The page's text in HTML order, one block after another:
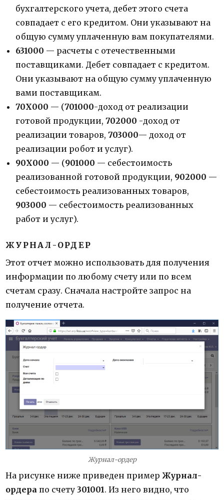
бухгалтерского учета, дебет этого счета
совпадает с его кредитом. Они указывают на
общую сумму уплаченную вам покупателями.
631000 — расчеты с отечественными
поставщиками. Дебет совпадает с кредитом.
Они указывают на общую сумму уплаченную
вами поставщикам.
70Х000 — (701000-доход от реализации
готовой продукции,702000 -доход от
реализации товаров,703000— доход от
реализации робот и услуг).
90Х000 — (901000 — себестоимость
реализованной готовой продукции, 902000 —
себестоимость реализованных товаров,
903000 — себестоимость реализованных
работ и услуг).
ЖУРНАЛ-ОРДЕР
Этот отчет можно использовать для получения
информации по любому счету или по всем
счетам сразу. Сначала настройте запрос на
получение отчета.
Журнал-ордер
На рисунке ниже приведен примерЖурнал-
ордера по счету301001. Из него видно, что